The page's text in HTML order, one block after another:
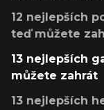
12 nejlepších
teď můžete
13 nejlepších
můžete zahrát
13 nejlepších